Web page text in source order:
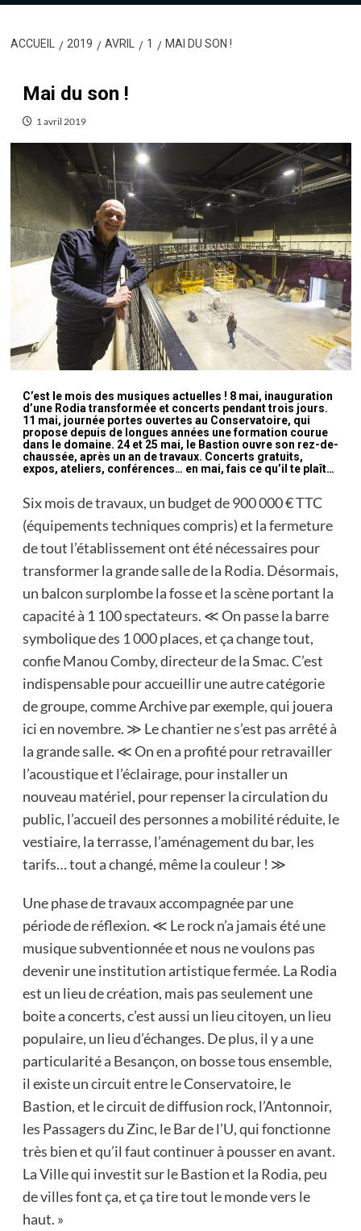
ACCUEIL 2019 AVRIL 1 MAI DU SON !
Mai du son !
1 avril 2019
C’est le mois des musiques actuelles ! 8 mai, inauguration
d’une Rodia transformée et concerts pendant trois jours.
11 mai, journée portes ouvertes au Conservatoire, qui
propose depuis de longues années une formation courue
dans le domaine. 24 et 25 mai, le Bastion ouvre son rez-de-
chaussée, après un an de travaux. Concerts gratuits,
expos, ateliers, conférences… en mai, fais ce qu’il te plaît…
Six mois de travaux, un budget de 900 000 € TTC
(équipements techniques compris) et la fermeture
de tout l’établissement ont été nécessaires pour
transformer la grande salle de la Rodia. Désormais,
un balcon surplombe la fosse et la scène portant la
capacité à 1 100 spectateurs. ≪ On passe la barre
symbolique des 1 000 places, et ça change tout,
confie Manou Comby, directeur de la Smac. C’est
indispensable pour accueillir une autre catégorie
de groupe, comme Archive par exemple, qui jouera
ici en novembre. ≫ Le chantier ne s’est pas arrêté à
la grande salle. ≪ On en a profité pour retravailler
l’acoustique et l’éclairage, pour installer un
nouveau matériel, pour repenser la circulation du
public, l’accueil des personnes a mobilité réduite, le
vestiaire, la terrasse, l’aménagement du bar, les
tarifs… tout a changé, même la couleur ! ≫
Une phase de travaux accompagnée par une
période de réflexion. ≪ Le rock n’a jamais été une
musique subventionnée et nous ne voulons pas
devenir une institution artistique fermée. La Rodia
est un lieu de création, mais pas seulement une
boite a concerts, c’est aussi un lieu citoyen, un lieu
populaire, un lieu d’échanges. De plus, il y a une
particularité a Besançon, on bosse tous ensemble,
il existe un circuit entre le Conservatoire, le
Bastion, et le circuit de diffusion rock, l’Antonnoir,
les Passagers du Zinc, le Bar de l’U, qui fonctionne
très bien et qu’il faut continuer à pousser en avant.
La Ville qui investit sur le Bastion et la Rodia, peu
de villes font ça, et ça tire tout le monde vers le
haut. »